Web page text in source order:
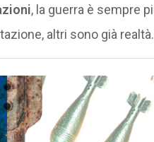
, la guerra è sempre
altri sono già realtà.